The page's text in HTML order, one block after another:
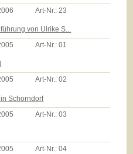
Art-Nr.: 23
von Ulrike S...
Art-Nr.:01
Art-Nr.:02
Schorndorf
Art-Nr.:03
Art-Nr.:04